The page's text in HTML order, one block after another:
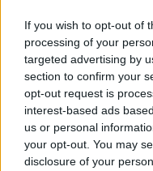
If you wish to opt-out of
processing of your
targeted advertising by
section to confirm your
opt-out request is
interest-based ads
us or personal
your opt-out. You may
disclosure of your
Soldi per
Il Parco di
​Dissesto in
Pnrr, "A